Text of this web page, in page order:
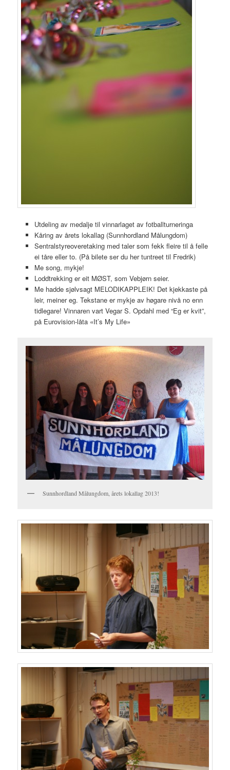
Utdeling av medalje til vinnarlaget av fotballturneringa
Kåring av årets lokallag (Sunnhordland Målungdom)
Sentralstyreoveretaking med taler som fekk fleire til å felle
ei tåre eller to. (På bilete ser du her tuntreet til Fredrik)
Me song, mykje!
Loddtrekking er eit MØST, som Vebjørn seier.
Me hadde sjølvsagt MELODIKAPPLEIK! Det kjekkaste på
leir, meiner eg. Tekstane er mykje av høgare nivå no enn
tidlegare! Vinnaren vart Vegar S. Opdahl med “Eg er kvit”,
på Eurovision-låta «It’s My Life»
Sunnhordland Målungdom, årets lokallag 2013!